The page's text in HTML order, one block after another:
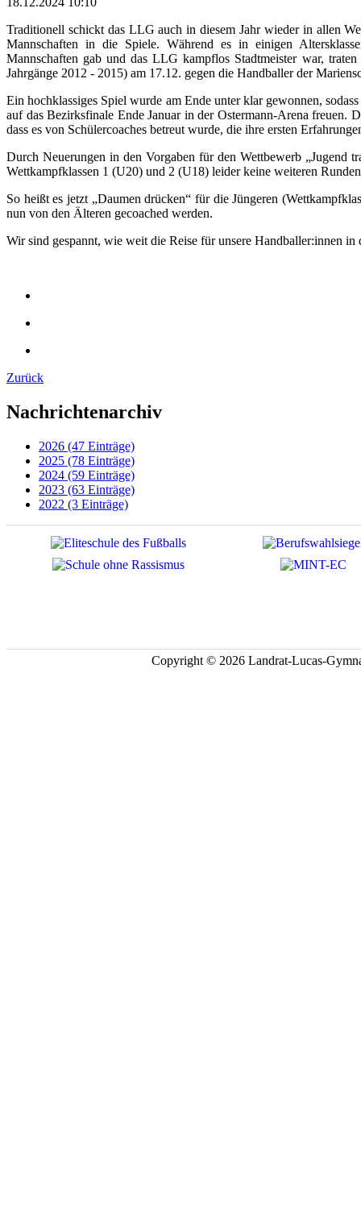
Traditionell schickt das LLG auch in diesem Jahr wieder in allen
Mannschaften in die Spiele. Während es in einigen
Mannschaften gab und das LLG kampflos Stadtmeister war,
Jahrgänge 2012 - 2015) am 17.12. gegen die Handballer der
Ein hochklassiges Spiel wurde am Ende unter klar gewonnen,
auf das Bezirksfinale Ende Januar in der Ostermann-Arena freuen.
dass es von Schülercoaches betreut wurde, die ihre ersten
Durch Neuerungen in den Vorgaben für den Wettbewerb „Jugend
Wettkampfklassen 1 (U20) und 2 (U18) leider keine weiteren
So heißt es jetzt „Daumen drücken“ für die Jüngeren
nun von den Älteren gecoached werden.
Wir sind gespannt, wie weit die Reise für unsere Handballer:innen in
Zurück
Nachrichtenarchiv
2026 (47 Einträge)
2025 (78 Einträge)
2024 (59 Einträge)
2023 (63 Einträge)
2022 (3 Einträge)
Copyright © 2026 Landrat-Lucas-